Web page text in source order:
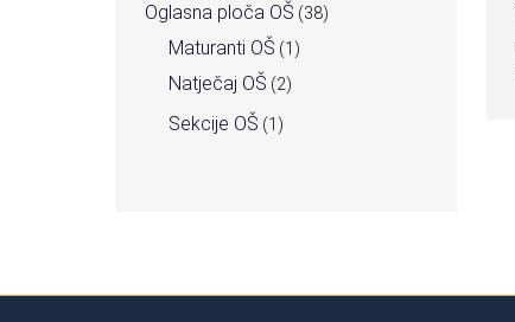
Oglasna ploča OŠ (38)
Maturanti OŠ (1)
Natječaj OŠ (2)
Sekcije OŠ (1)